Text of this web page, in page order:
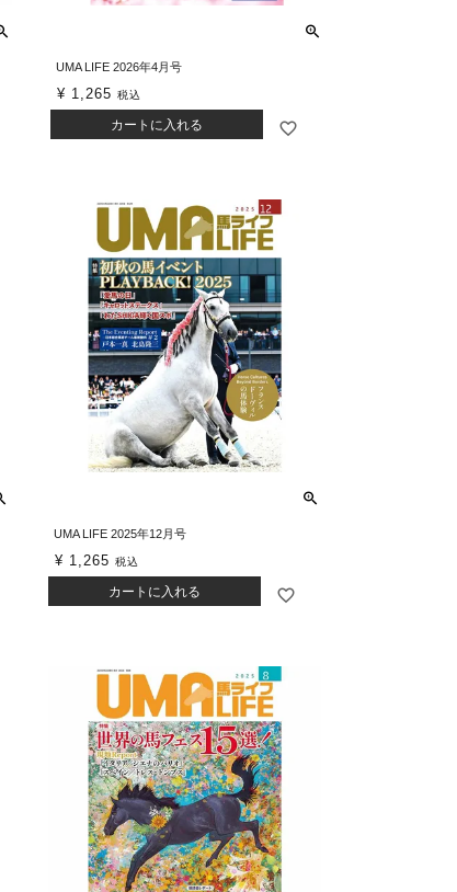
UMA LIFE 2026年4月号
¥ 1,265 税込
カートに入れる
UMA LIFE 2025年12月号
¥ 1,265 税込
カートに入れる